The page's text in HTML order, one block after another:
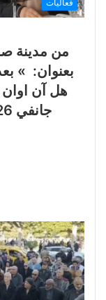
فعاليات
من مدينة